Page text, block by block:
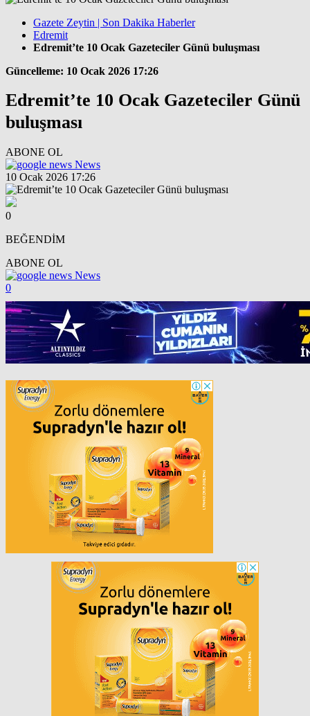
Gazete Zeytin | Son Dakika Haberler
Edremit
Edremit’te 10 Ocak Gazeteciler Günü buluşması
Güncelleme: 10 Ocak 2026 17:26
Edremit’te 10 Ocak Gazeteciler Günü
buluşması
ABONE OL
News
10 Ocak 2026 17:26
0
BEĞENDİM
ABONE OL
News
0